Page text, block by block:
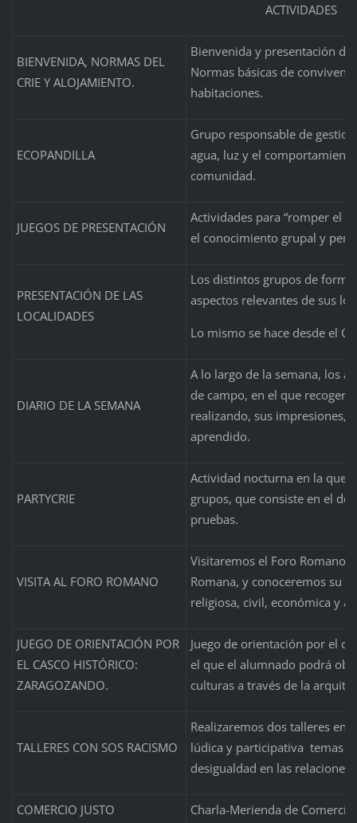
ACTIVIDADES
BIENVENIDA, NORMAS DEL
CRIE Y ALOJAMIENTO.
Bienvenida y presentación
Normas básicas de
habitaciones.
ECOPANDILLA
Grupo responsable de
agua, luz y el
comunidad.
JUEGOS DE PRESENTACIÓN
Actividades para “romper el
el conocimiento grupal y
PRESENTACIÓN DE LAS
LOCALIDADES
Los distintos grupos de
aspectos relevantes de sus
Lo mismo se hace desde el
DIARIO DE LA SEMANA
A lo largo de la semana, los
de campo, en el que
realizando, sus impresiones,
aprendido.
PARTYCRIE
Actividad nocturna en la que
grupos, que consiste en el
pruebas.
VISITA AL FORO ROMANO
Visitaremos el Foro Romano,
Romana, y conoceremos su
religiosa, civil, económica y
JUEGO DE ORIENTACIÓN POR
EL CASCO HISTÓRICO:
ZARAGOZANDO.
Juego de orientación por el
el que el alumnado podrá
culturas a través de la
TALLERES CON SOS RACISMO
Realizaremos dos talleres en
lúdica y participativa temas
desigualdad en las
COMERCIO JUSTO Charla-Merienda de Comercio